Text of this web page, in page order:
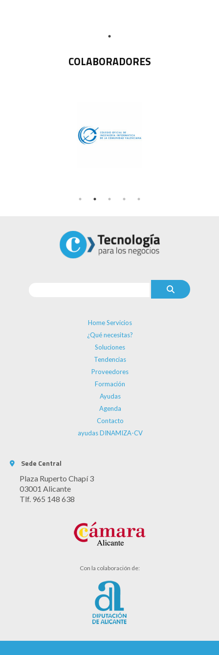
COLABORADORES
Home Servicios
¿Qué necesitas?
Soluciones
Tendencias
Proveedores
Formación
Ayudas
Agenda
Contacto
ayudas DINAMIZA-CV
Sede Central
Plaza Ruperto Chapí 3
03001 Alicante
Tlf. 965 148 638
Con la colaboración de: